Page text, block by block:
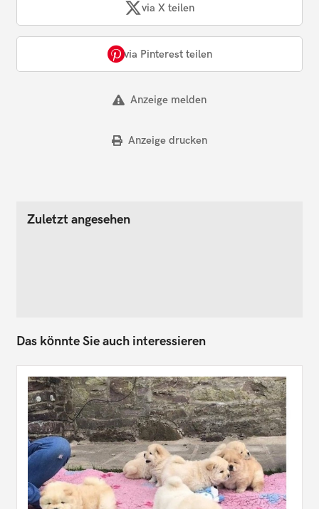
via X teilen
via Pinterest teilen
Anzeige melden
Anzeige drucken
Zuletzt angesehen
Das könnte Sie auch interessieren